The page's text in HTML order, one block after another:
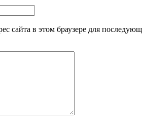
сайта в этом браузере для